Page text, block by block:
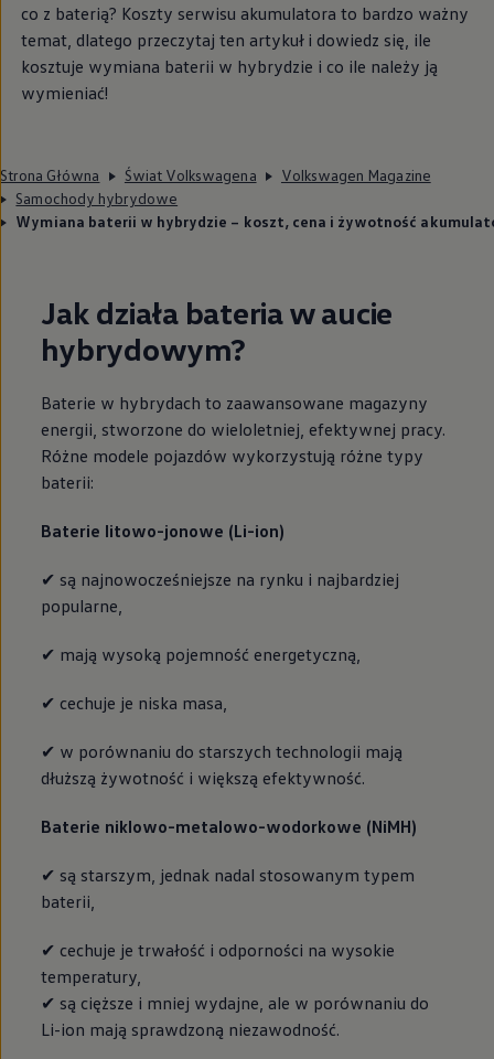
co z baterią? Koszty serwisu akumulatora to bardzo ważny
temat, dlatego przeczytaj ten artykuł i dowiedz się, ile
kosztuje wymiana baterii w hybrydzie i co ile należy ją
wymieniać!
Strona Główna Świat Volkswagena
Volkswagen Magazine
Samochody hybrydowe
Wymiana baterii w hybrydzie – koszt, cena i żywotność
Jak działa bateria w aucie
hybrydowym?
Baterie w hybrydach to zaawansowane magazyny
energii, stworzone do wieloletniej, efektywnej pracy.
Różne modele pojazdów wykorzystują różne typy
baterii:
Baterie litowo-jonowe (Li-ion)
✔ są najnowocześniejsze na rynku i najbardziej
popularne,
✔ mają wysoką pojemność energetyczną,
✔ cechuje je niska masa,
✔ w porównaniu do starszych technologii mają
dłuższą żywotność i większą efektywność.
Baterie niklowo-metalowo-wodorkowe (NiMH)
✔ są starszym, jednak nadal stosowanym typem
baterii,
✔ cechuje je trwałość i odporności na wysokie
temperatury,
✔ są cięższe i mniej wydajne, ale w porównaniu do
Li-ion mają sprawdzoną niezawodność.